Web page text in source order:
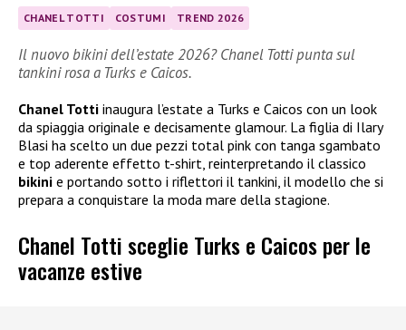
CHANEL TOTTI COSTUMI TREND 2026
Il nuovo bikini dell’estate 2026? Chanel Totti punta sul
tankini rosa a Turks e Caicos.
Chanel Totti inaugura l’estate a Turks e Caicos con un look
da spiaggia originale e decisamente glamour. La figlia di Ilary
Blasi ha scelto un due pezzi total pink con tanga sgambato
e top aderente effetto t-shirt, reinterpretando il classico
bikini e portando sotto i riflettori il tankini, il modello che si
prepara a conquistare la moda mare della stagione.
Chanel Totti sceglie Turks e Caicos per le
vacanze estive